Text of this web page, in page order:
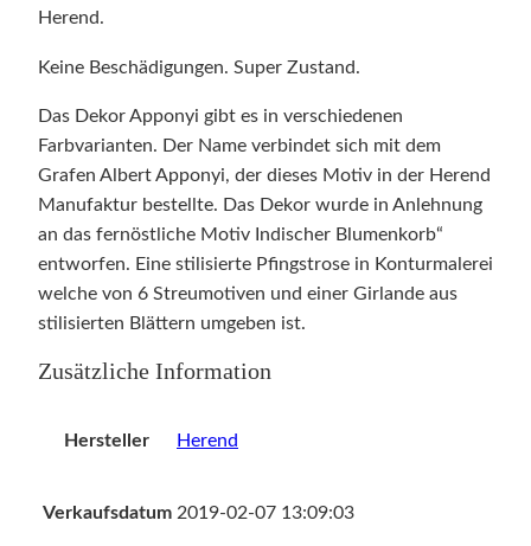
Herend.
Keine Beschädigungen. Super Zustand.
Das Dekor Apponyi gibt es in verschiedenen
Farbvarianten. Der Name verbindet sich mit dem
Grafen Albert Apponyi, der dieses Motiv in der Herend
Manufaktur bestellte. Das Dekor wurde in Anlehnung
an das fernöstliche Motiv Indischer Blumenkorb“
entworfen. Eine stilisierte Pfingstrose in Konturmalerei
welche von 6 Streumotiven und einer Girlande aus
stilisierten Blättern umgeben ist.
Zusätzliche Information
Hersteller Herend
Verkaufsdatum 2019-02-07 13:09:03